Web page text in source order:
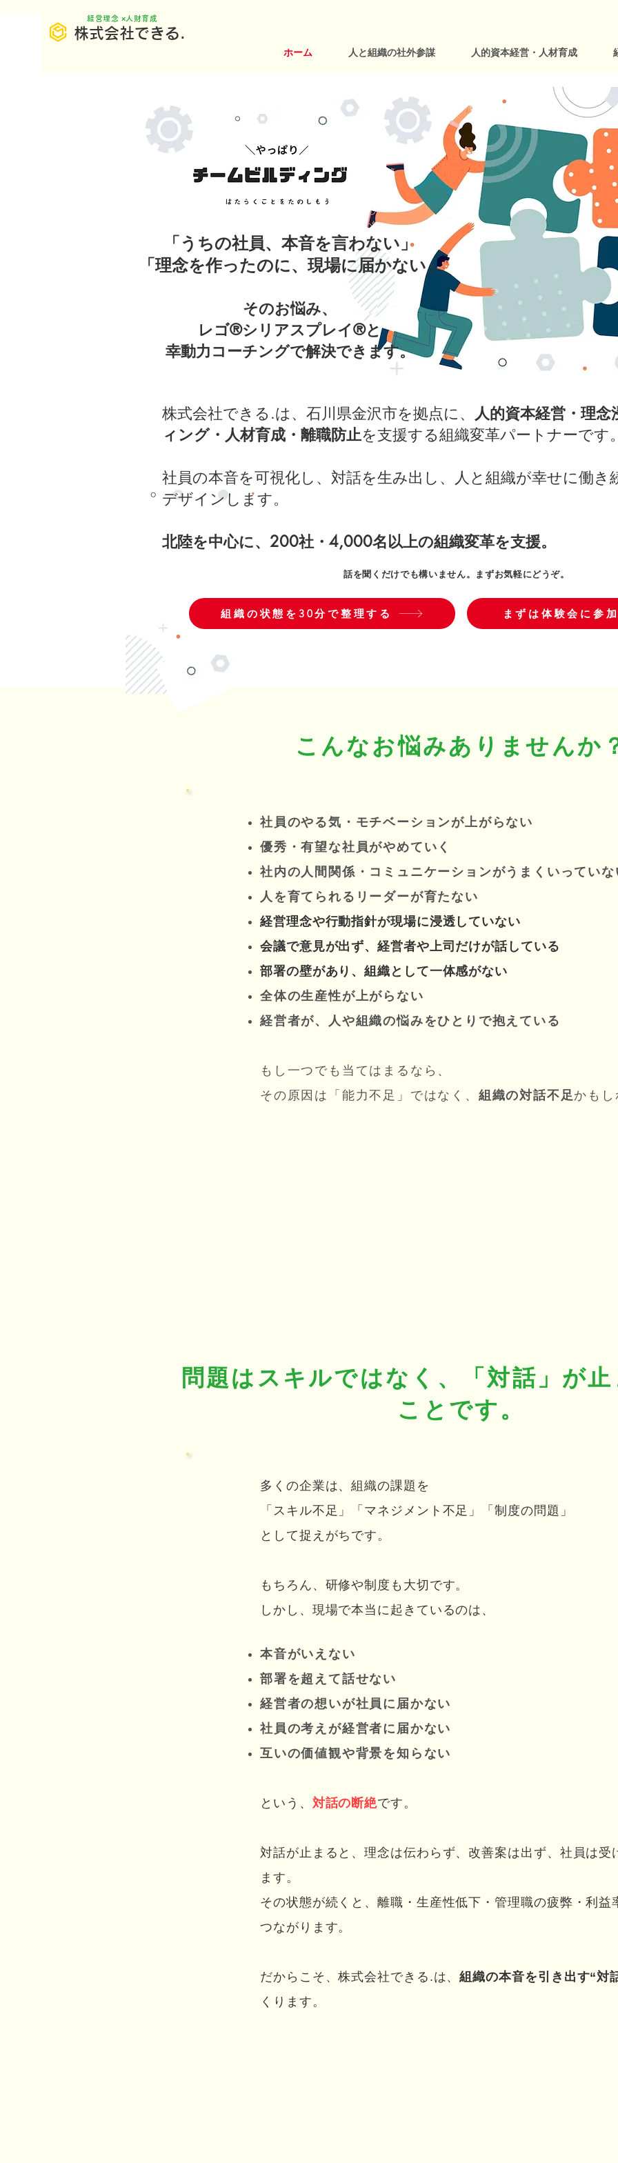
株式会社できる.
​経営理念 ×人財育成
ホーム 人と組織の社外参謀 人的資本経営・人材育成
「うちの社員、本音を言わない」
「理念を作ったのに、現場に届かない」
そのお悩み、
レゴ®シリアスプレイ®と
幸動力コーチングで解決できます。
株式会社できる.は、石川県金沢市を拠点に、 人的資本経営・理
ィング・人材育成・離職防止を支援する組織変革パートナーです
社員の本音を可視化し、対話を生み出し、人と組織が幸せに働き
デザインします。
北陸を中心に、200社・4,000名以上の組織変革を支援。
話を聞くだけでも構いません。まずお気軽にどうぞ。
組織の状態を30分で整理する まずは体験会に参
こんなお悩みありませんか
社員のやる気・モチベーションが上がらない
優秀・有望な社員がやめていく
社内の人間関係・コミュニケーションがうまくいっていな
人を育てられるリーダーが育たない
経営理念や行動指針が現場に浸透していない
会議で意見が出ず、経営者や上司だけが話している
部署の壁があり、組織として一体感がない
全体の生産性が上がらない
経営者が、人や組織の悩みをひとりで抱えている
もし一つでも当てはまるなら、
その原因は「能力不足」ではなく、 組織の対話不足かも
問題はスキルではなく、「対話」が
ことです。
多くの企業は、組織の課題を
「スキル不足」「マネジメント不足」「制度の問題」
として捉えがちです。
もちろん、研修や制度も大切です。
しかし、現場で本当に起きているのは、
本音がいえない
部署を超えて話せない
経営者の想いが社員に届かない
社員の考えが経営者に届かない
互いの価値観や背景を知らない
という、 対話の断絶です。
対話が止まると、理念は伝わらず、改善案は出ず、社員は受
ます。
その状態が続くと、離職・生産性低下・管理職の疲弊・利益
つながります。
だからこそ、株式会社できる.は、組織の本音を引き出す“対
くります。